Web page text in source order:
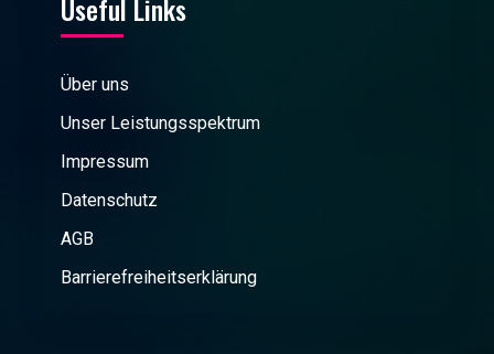
Useful Links
Über uns
Unser Leistungsspektrum
Impressum
Datenschutz
AGB
Barrierefreiheitserklärung